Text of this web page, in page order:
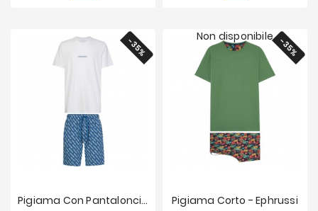
-35%
Pigiama Con Pantaloncino Modern Structure - Bianco
-35%
Pigiama Corto - Ephrussi
Non disponibile